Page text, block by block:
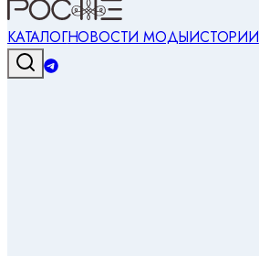
КАТАЛОГНОВОСТИ МОДЫИСТОРИИ